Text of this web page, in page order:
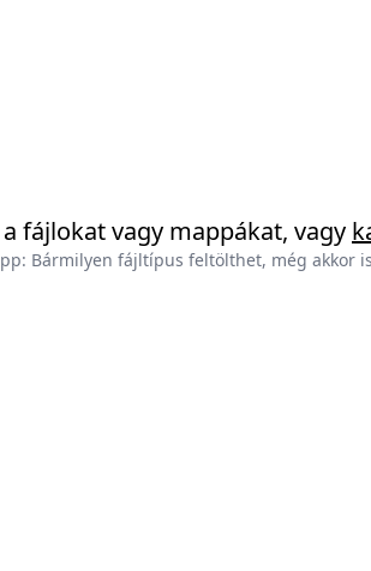
a fájlokat vagy mappákat, vagy
Bármilyen fájltípus feltölthet, még akkor